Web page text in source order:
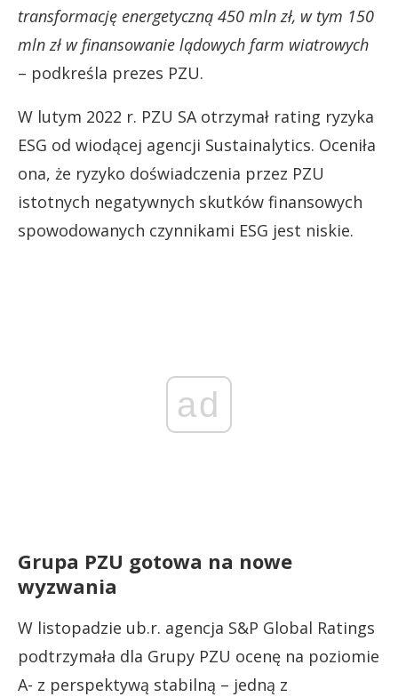
transformację energetyczną 450 mln zł, w tym 150
mln zł w finansowanie lądowych farm wiatrowych
– podkreśla prezes PZU.
W lutym 2022 r. PZU SA otrzymał rating ryzyka
ESG od wiodącej agencji Sustainalytics. Oceniła
ona, że ryzyko doświadczenia przez PZU
istotnych negatywnych skutków finansowych
spowodowanych czynnikami ESG jest niskie.
ad
Grupa PZU gotowa na nowe
wyzwania
W listopadzie ub.r. agencja S&P Global Ratings
podtrzymała dla Grupy PZU ocenę na poziomie
A- z perspektywą stabilną – jedną z